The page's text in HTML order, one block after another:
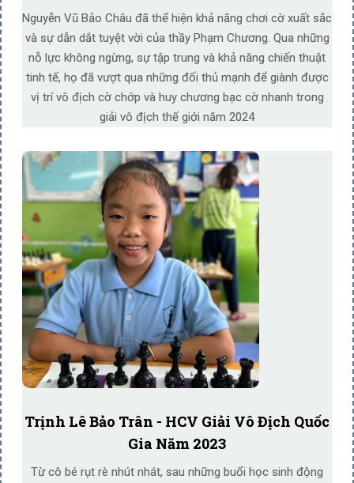
Nguyễn Vũ Bảo Châu đã thể hiện khả năng chơi cờ xuất sắc
và sự dẫn dắt tuyệt vời của thầy Phạm Chương. Qua những
nỗ lực không ngừng, sự tập trung và khả năng chiến thuật
tinh tế, họ đã vượt qua những đối thủ mạnh để giành được
vị trí vô địch cờ chớp và huy chương bạc cờ nhanh trong
giải vô địch thế giới năm 2024
Trịnh Lê Bảo Trân - HCV Giải Vô Địch Quốc
Gia Năm 2023
Từ cô bé rụt rè nhút nhát, sau những buổi học sinh động